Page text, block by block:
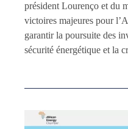
président Lourenço et du
victoires majeures pour
garantir la poursuite des
sécurité énergétique et la